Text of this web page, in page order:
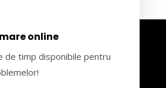
online
de timp disponibile pentru